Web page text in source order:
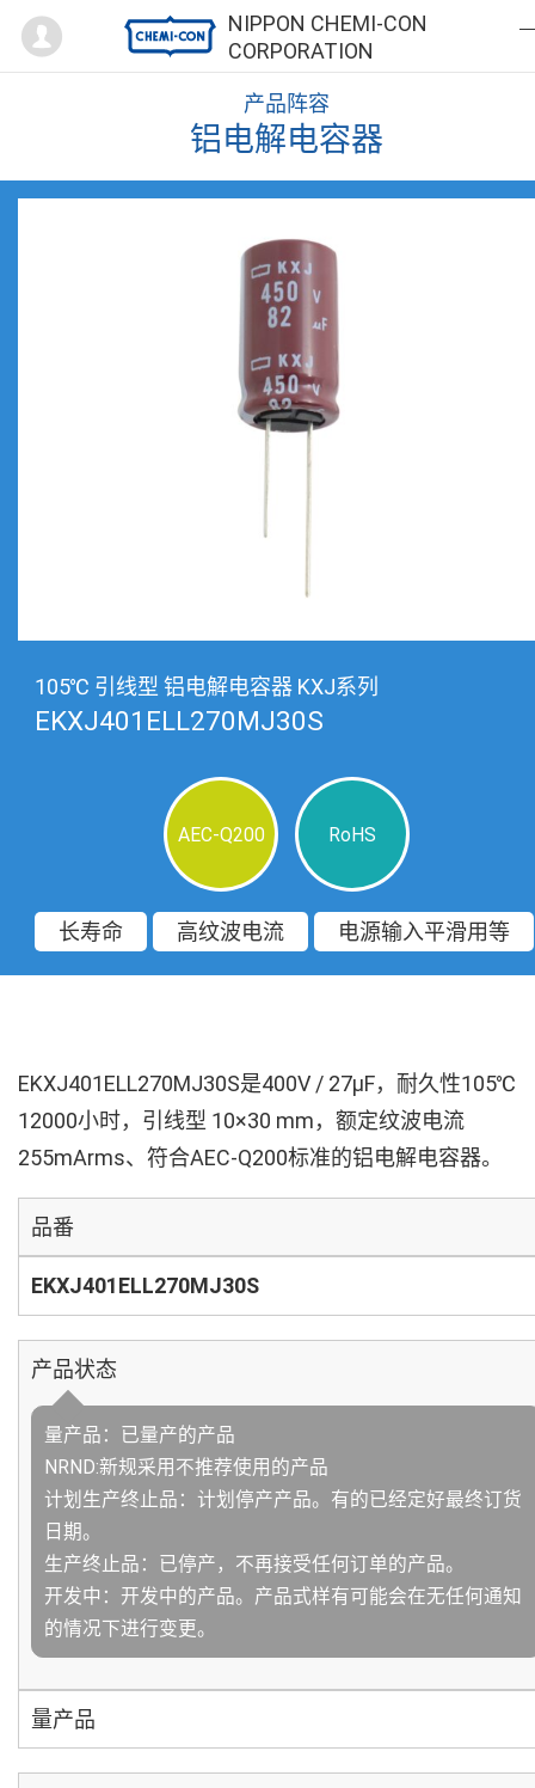
NIPPON CHEMI-CON
CORPORATION
Mypage
产品阵容
铝电解电容器
105℃ 引线型 铝电解电容器 KXJ系列
EKXJ401ELL270MJ30S
AEC-Q200 RoHS
长寿命 高纹波电流 电源输入平滑用等
EKXJ401ELL270MJ30S是400V / 27µF，耐久性105℃
12000小时，引线型 10×30 mm，额定纹波电流
255mArms、符合AEC-Q200标准的铝电解电容器。
品番
EKXJ401ELL270MJ30S
产品状态
量产品：已量产的产品
NRND:新规采用不推荐使用的产品
计划生产终止品：计划停产产品。有的已经定好最终订货
日期。
生产终止品：已停产，不再接受任何订单的产品。
开发中：开发中的产品。产品式样有可能会在无任何通知
的情况下进行变更。
量产品